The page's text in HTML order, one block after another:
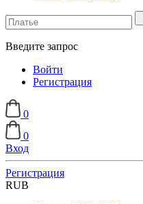
Введите запрос
Войти
Регистрация
0
0
Вход
Регистрация
RUB